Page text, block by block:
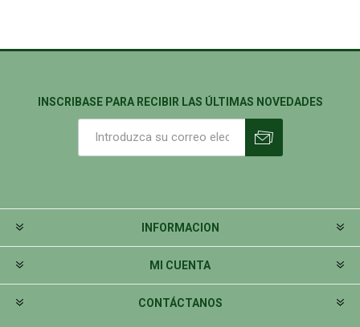
INSCRIBASE PARA RECIBIR LAS ÚLTIMAS NOVEDADES
INFORMACION
MI CUENTA
CONTÁCTANOS